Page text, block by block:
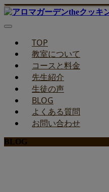
TOP
教室について
コースと料金
先生紹介
生徒の声
BLOG
よくある質問
お問い合わせ
BLOG